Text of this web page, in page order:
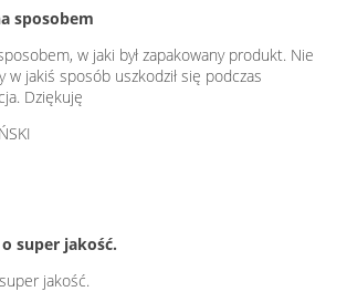
sposobem
w jaki był zapakowany produkt. Nie
w jakiś sposób uszkodził się podczas
Dziękuję
super jakość.
jakość.